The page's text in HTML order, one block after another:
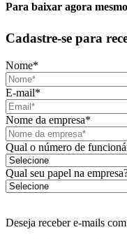
Para baixar agora
Cadastre-se para
Nome*
E-mail*
Nome da empresa*
Qual o número de
Qual seu papel na
Deseja receber e-mails